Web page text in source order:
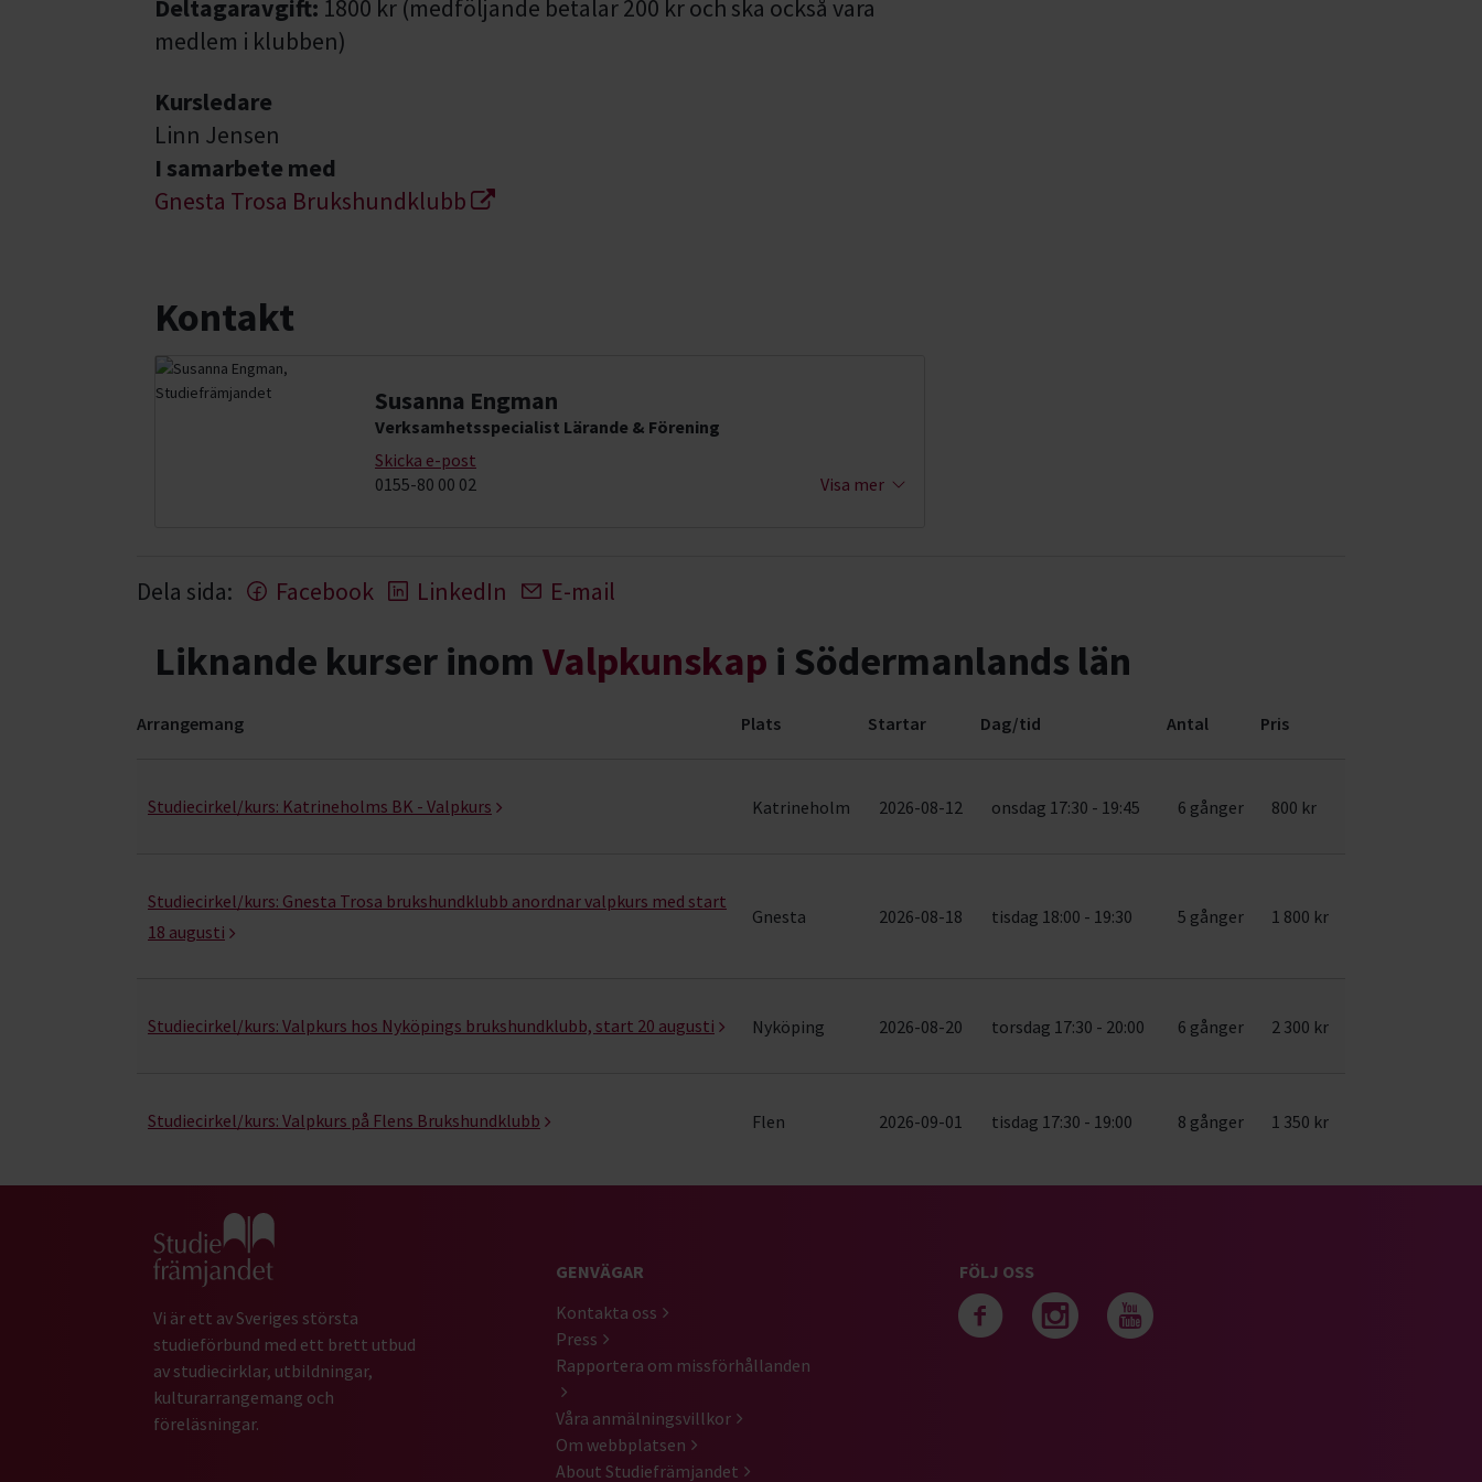
Deltagaravgift: 1800 kr (medföljande betalar 200 kr och ska också vara
medlem i klubben)
Kursledare
Linn Jensen
I samarbete med
Gnesta Trosa Brukshundklubb
Kontakt
Susanna Engman
Verksamhetsspecialist Lärande & Förening
Skicka e-post
0155-80 00 02
Visa mer
Dela sida: Facebook LinkedIn E-mail
Liknande kurser inom Valpkunskap i Södermanlands län
Arrangemang Plats Startar Dag/tid Antal Pris
Studiecirkel/kurs: Katrineholms BK - Valpkurs Katrineholm 2026-08-12 onsdag 17:30 - 19:45 6 gånger 800 kr
Studiecirkel/kurs: Gnesta Trosa brukshundklubb anordnar valpkurs med start
18 augusti
Gnesta 2026-08-18 tisdag 18:00 - 19:30 5 gånger 1 800 kr
Studiecirkel/kurs: Valpkurs hos Nyköpings brukshundklubb, start 20 augusti Nyköping 2026-08-20 torsdag 17:30 - 20:00 6 gånger 2 300 kr
Studiecirkel/kurs: Valpkurs på Flens Brukshundklubb Flen 2026-09-01 tisdag 17:30 - 19:00 8 gånger 1 350 kr
Gå till studiefrämjandets startsida
Vi är ett av Sveriges största
studieförbund med ett brett utbud
av studiecirklar, utbildningar,
kulturarrangemang och
föreläsningar.
GENVÄGAR
Kontakta oss
Press
Rapportera om missförhållanden
Våra anmälningsvillkor
Om webbplatsen
About Studiefrämjandet
FÖLJ OSS
Följ oss på facebook
Följ oss på instagram
Följ oss på youtube